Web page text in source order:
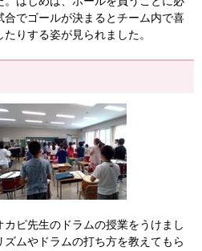
でゴールが決まるとチーム内で喜
りする姿が見られました。
ピ先生のドラムの授業をうけまし
ムやドラムの打ち方を教えてもら